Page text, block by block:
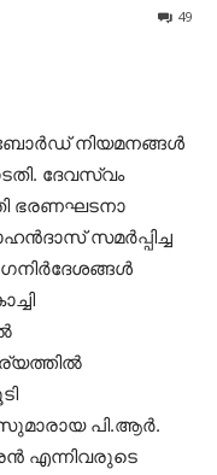
49
ബോര്‍ഡ്‌ നിയമനങ്ങള്‍
ദേവസ്വം
ഭരണഘടനാ
സമര്‍പ്പിച്ച
പി.ആര്‍.
എന്നിവരുടെ